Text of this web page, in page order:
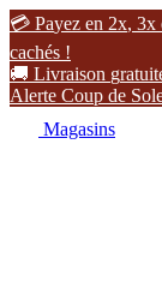
 Payez en 2x, 3x
cachés !
 Livraison gratuit
Alerte Coup de Sol
Magasins